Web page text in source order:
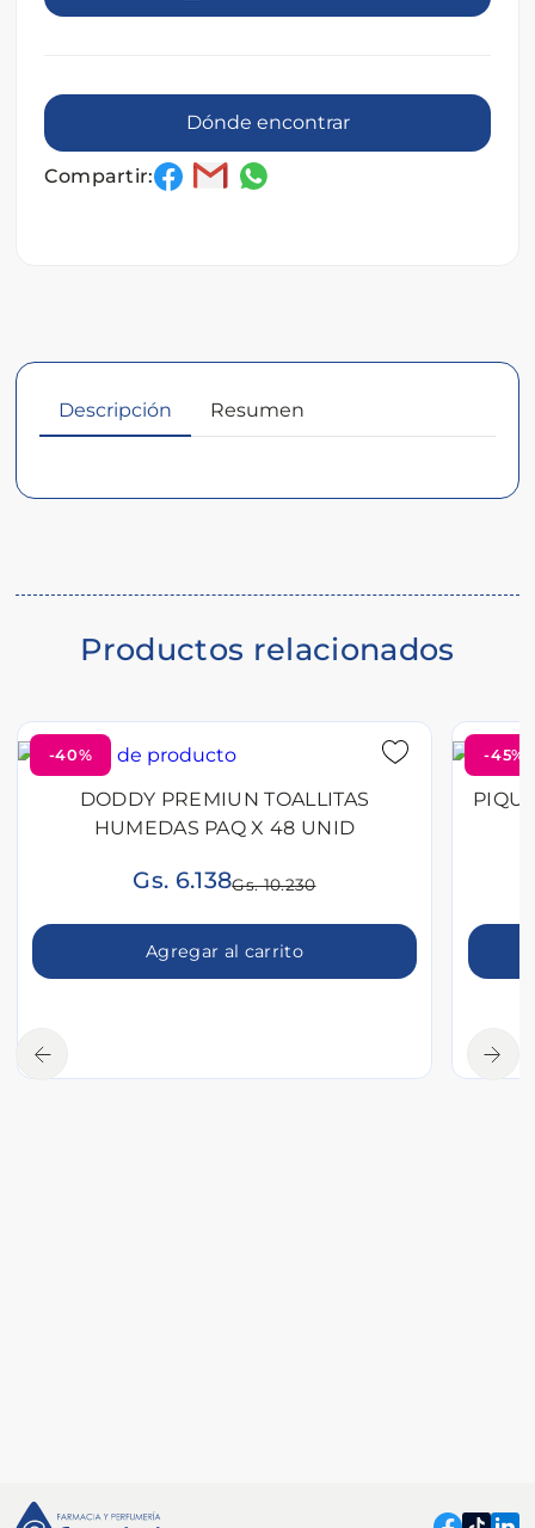
Dónde encontrar
Compartir:
Descripción Resumen
Descripción
Productos relacionados
-40%
DODDY PREMIUN TOALLITAS
HUMEDAS PAQ X 48 UNID
Gs. 6.138Gs. 10.230
Agregar al carrito
-45%